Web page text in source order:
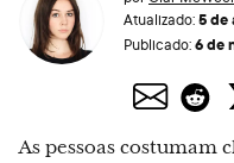
Atualizado:5 de
Publicado:6 de
As pessoas costumam